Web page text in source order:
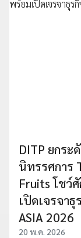
DITP ยกระ
นิทรรศการ
Fruits โชว์
เปิดเจรจาธุ
ASIA 2026
20 พ.ค. 2026